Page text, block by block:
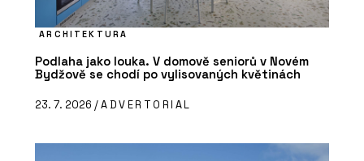
ARCHITEKTURA
Podlaha jako louka. V domově seniorů v Novém
Bydžově se chodí po vylisovaných květinách
23. 7. 2026 /ADVERTORIAL